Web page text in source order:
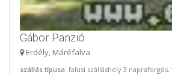
Gábor Panzió
Erdély, Máréfalva
szállás típusa: falusi szálláshely 3